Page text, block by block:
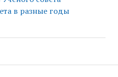
в разные годы